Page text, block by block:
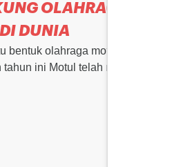
OLAHRAGA
DUNIA
bentuk olahraga motor tertua
ini Motul telah menjadi